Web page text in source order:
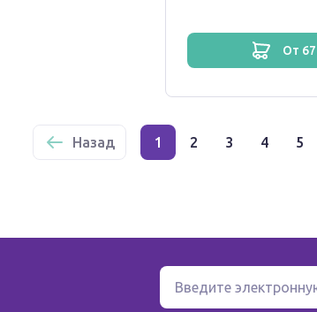
от
Назад 1 2 3 4 5